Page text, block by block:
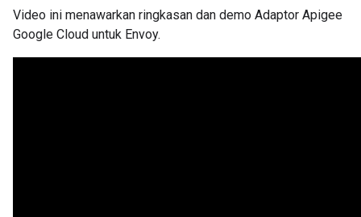
Video ini menawarkan ringkasan dan demo Adaptor Apigee
Google Cloud untuk Envoy.